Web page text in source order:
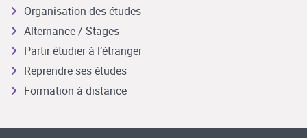
Organisation des études
Alternance / Stages
Partir étudier à l’étranger
Reprendre ses études
Formation à distance